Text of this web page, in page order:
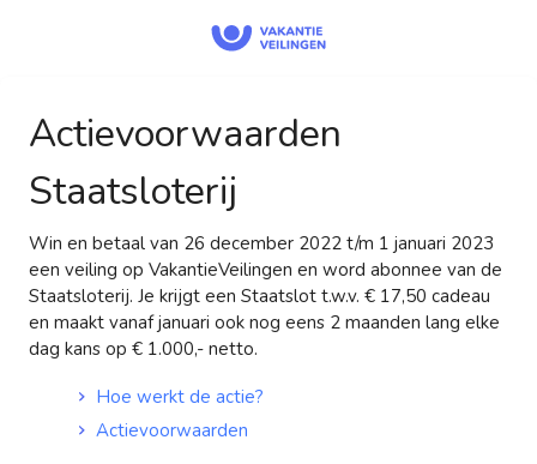
Actievoorwaarden
Staatsloterij
Win en betaal van 26 december 2022 t/m 1 januari 2023
een veiling op VakantieVeilingen en word abonnee van de
Staatsloterij. Je krijgt een Staatslot t.w.v. € 17,50 cadeau
en maakt vanaf januari ook nog eens 2 maanden lang elke
dag kans op € 1.000,- netto.
Hoe werkt de actie?
Actievoorwaarden